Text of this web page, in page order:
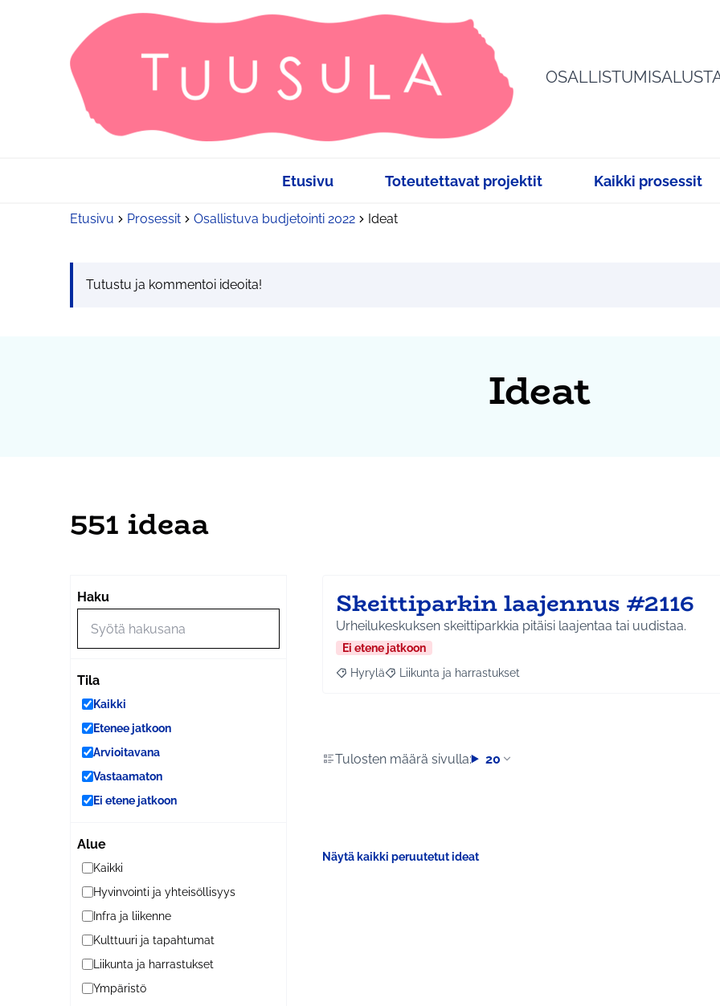
Etusivu Toteutettavat projektit Kaikki prosessit
Etusivu Prosessit Osallistuva budjetointi 2022 Ideat
Tutustu ja kommentoi ideoita!
Ideat
551 ideaa
Haku
Tila
Kaikki
Etenee jatkoon
Arvioitavana
Vastaamaton
Ei etene jatkoon
Alue
Kaikki
Hyvinvointi ja yhteisöllisyys
Infra ja liikenne
Kulttuuri ja tapahtumat
Liikunta ja harrastukset
Ympäristö
Skeittiparkin laajennus #2116
Urheilukeskuksen skeittiparkkia pitäisi laajentaa tai uudistaa.
Ei etene jatkoon
Rajaa tulokset aihepiirin mukaan: Hyrylä
Hyrylä Rajaa tulokset teeman mukaan: Liikunta ja harrastukset
Liikunta ja harrastukset
Tulosten määrä sivulla: 20
Näytä kaikki peruutetut ideat